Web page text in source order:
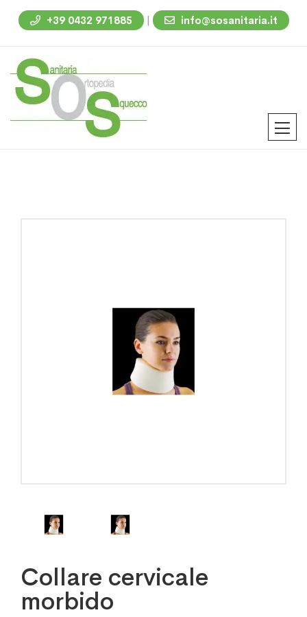
+39 0432 971885 | info@sosanitaria.it
Collare cervicale
morbido